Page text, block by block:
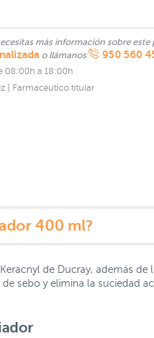
más información sobre
o llámanos 950 560
08:00h a 18:00h
| Farmacéutico titular
400 ml?
de Ducray, además de
sebo y elimina la suciedad